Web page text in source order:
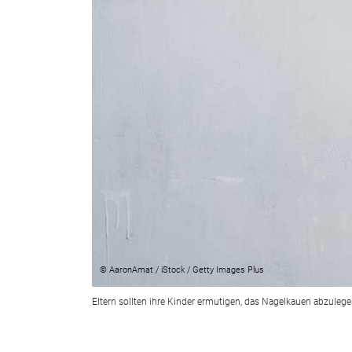
© AaronAmat / iStock / Getty Images Plus
Eltern sollten ihre Kinder ermutigen, das Nagelkauen